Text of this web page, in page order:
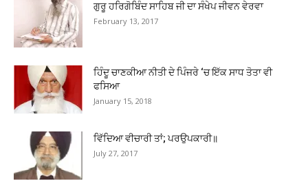
ਗੁਰੂ ਹਰਿਗੋਬਿੰਦ ਸਾਹਿਬ ਜੀ ਦਾ ਸੰਖੇਪ ਜੀਵਨ ਵੇਰਵਾ
February 13, 2017
ਹਿੰਦੂ ਚਾਣਕੀਆ ਨੀਤੀ ਦੇ ਪਿੰਜਰੇ ‘ਚ ਇੱਕ ਸਾਧ ਤੋਤਾ ਵੀ
ਫਸਿਆ
January 15, 2018
ਵਿੱਦਿਆ ਵੀਚਾਰੀ ਤਾਂ; ਪਰਉਪਕਾਰੀ॥
July 27, 2017